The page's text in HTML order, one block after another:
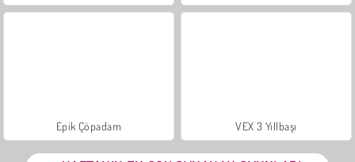
Epik Çöpadam VEX 3 Yıllbaşı